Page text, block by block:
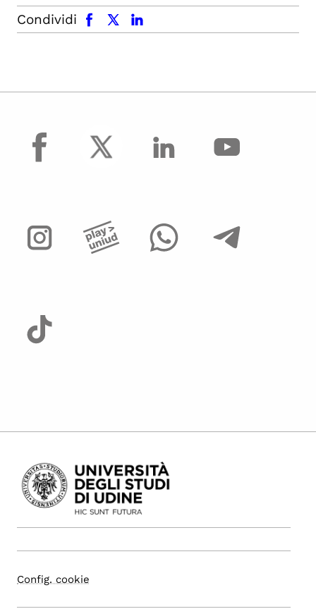
Condividi
facebook x.com linkedin
facebook
Config. cookie